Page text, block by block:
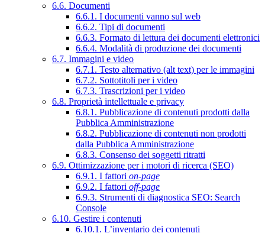
6.6. Documenti
6.6.1. I documenti vanno sul web
6.6.2. Tipi di documenti
6.6.3. Formato di lettura dei documenti elettronici
6.6.4. Modalità di produzione dei documenti
6.7. Immagini e video
6.7.1. Testo alternativo (alt text) per le immagini
6.7.2. Sottotitoli per i video
6.7.3. Trascrizioni per i video
6.8. Proprietà intellettuale e privacy
6.8.1. Pubblicazione di contenuti prodotti dalla
Pubblica Amministrazione
6.8.2. Pubblicazione di contenuti non prodotti
dalla Pubblica Amministrazione
6.8.3. Consenso dei soggetti ritratti
6.9. Ottimizzazione per i motori di ricerca (SEO)
6.9.1. I fattori on-page
6.9.2. I fattori off-page
6.9.3. Strumenti di diagnostica SEO: Search
Console
6.10. Gestire i contenuti
6.10.1. L’inventario dei contenuti